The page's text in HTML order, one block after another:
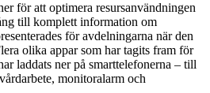
för att optimera resursanvändningen
till komplett information om
för avdelningarna när den
olika appar som har tagits fram för
laddats ner på smarttelefonerna – till
monitoralarm och